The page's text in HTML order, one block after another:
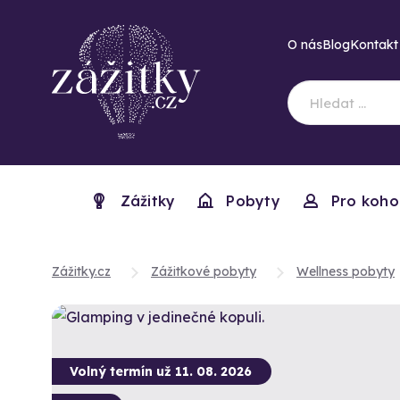
O násBlogKontakt
Zážitky Pobyty Pro koho
Zážitky.cz Zážitkové pobyty Wellness pobyty
Volný termín už 11. 08. 2026